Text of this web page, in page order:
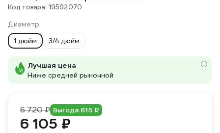
Код товара: 19592070
Диаметр
1 дюйм
3/4 дюйм
Лучшая цена
Ниже средней рыночной
6 720 ₽ Выгода 615 ₽
6 105 ₽